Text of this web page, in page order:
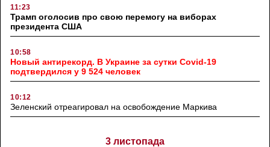
11:23
Трамп оголосив про свою перемогу на виборах
президента США
10:58
Новый антирекорд. В Украине за сутки Covid-19
подтвердился у 9 524 человек
10:12
Зеленский отреагировал на освобождение Маркива
3 листопада